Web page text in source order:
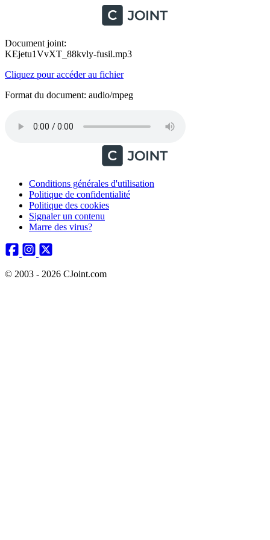
Document joint:
KEjetu1VvXT_88kvly-fusil.mp3
Cliquez pour accéder au fichier
Format du document: audio/mpeg
Conditions générales d'utilisation
Politique de confidentialité
Politique des cookies
Signaler un contenu
Marre des virus?
© 2003 - 2026 CJoint.com